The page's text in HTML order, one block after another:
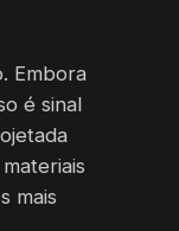
Embora
é sinal
mais